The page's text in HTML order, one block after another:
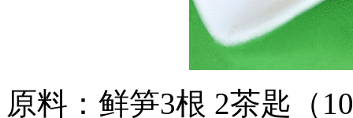
原料：鲜笋3根 2茶匙（